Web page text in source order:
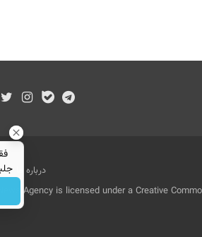
درباره ما
Agency is licensed under a Creative